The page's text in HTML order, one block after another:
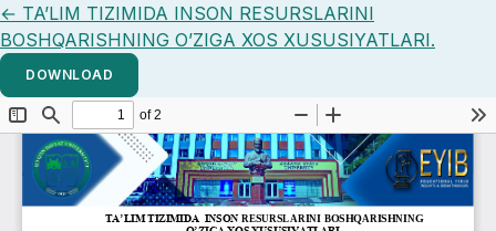
← Return to Article Details
TA’LIM TIZIMIDA INSON RESURSLARINI
BOSHQARISHNING O’ZIGA XOS XUSUSIYATLARI.
DOWNLOAD